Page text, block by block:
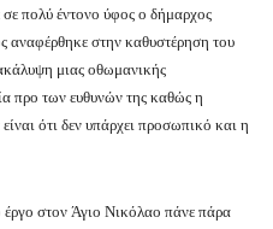
πολύ έντονο ύφος ο δήμαρχος
στην καθυστέρηση του
μιας οθωμανικής
προ των ευθυνών της καθώς η
ότι δεν υπάρχει προσωπικό και η
στον Άγιο Νικόλαο πάνε πάρα